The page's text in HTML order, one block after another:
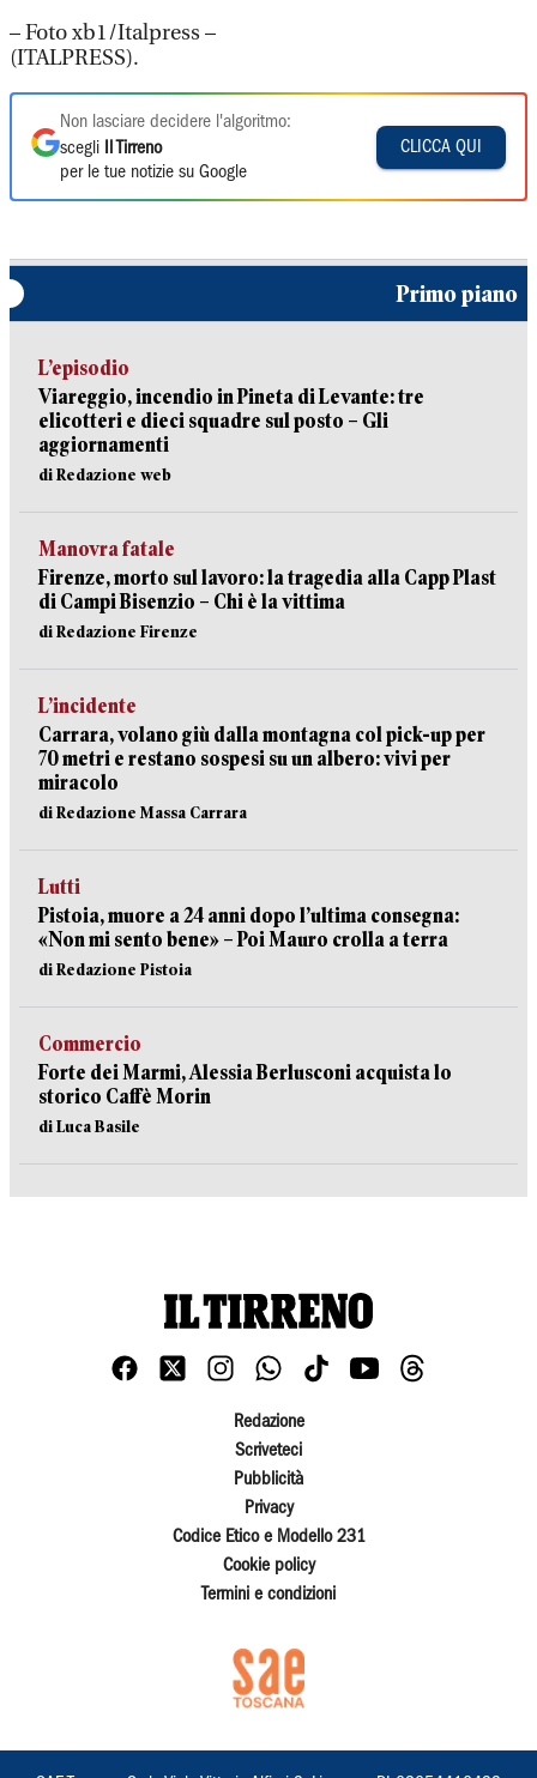
– Foto xb1/Italpress –
(ITALPRESS).
Non lasciare decidere l'algoritmo:
scegli
Il Tirreno
per le tue notizie su Google
CLICCA QUI
Primo piano
L’episodio
Viareggio, incendio in Pineta di Levante: tre
elicotteri e dieci squadre sul posto – Gli
aggiornamenti
di Redazione web
Manovra fatale
Firenze, morto sul lavoro: la tragedia alla Capp Plast
di Campi Bisenzio – Chi è la vittima
di Redazione Firenze
L’incidente
Carrara, volano giù dalla montagna col pick-up per
70 metri e restano sospesi su un albero: vivi per
miracolo
di Redazione Massa Carrara
Lutti
Pistoia, muore a 24 anni dopo l’ultima consegna:
«Non mi sento bene» – Poi Mauro crolla a terra
di Redazione Pistoia
Commercio
Forte dei Marmi, Alessia Berlusconi acquista lo
storico Caffè Morin
di Luca Basile
Redazione
Scriveteci
Pubblicità
Privacy
Codice Etico e Modello 231
Cookie policy
Termini e condizioni